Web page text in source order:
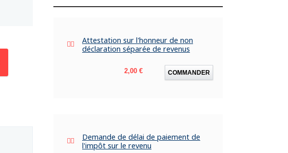
Attestation sur l'honneur de non
déclaration séparée de revenus
Prix
2,00 € COMMANDER
Demande de délai de paiement de
l'impôt sur le revenu